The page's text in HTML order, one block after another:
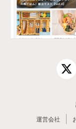
運営会社